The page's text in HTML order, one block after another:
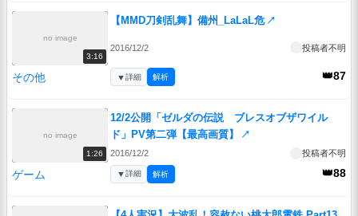
no image
3:16
【MMD刀剣乱舞】備州_LaLaL危 ↗
2016/12/2 投稿者不明
その他 👑87
▼詳細 解析
no image
1:26
12/2公開「ゼルダの伝説 ブレスオブザワイル
ド」PV第二弾【最高画質】
↗
2016/12/2 投稿者不明
ゲーム 👑88
▼詳細 解析